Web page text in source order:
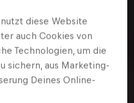
diese Website
auch Cookies von
Technologien, um die
sichern, aus Marketing-
Deines Online-